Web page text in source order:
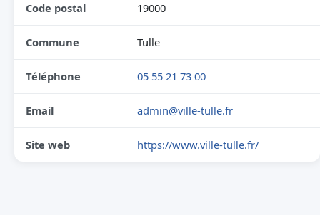
Code postal 19000
Commune Tulle
Téléphone 05 55 21 73 00
Email admin@ville-tulle.fr
Site web https://www.ville-tulle.fr/